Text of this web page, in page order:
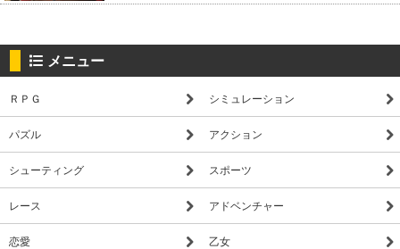
メニュー
ＲＰＧ シミュレーション
パズル アクション
シューティング スポーツ
レース アドベンチャー
恋愛 乙女